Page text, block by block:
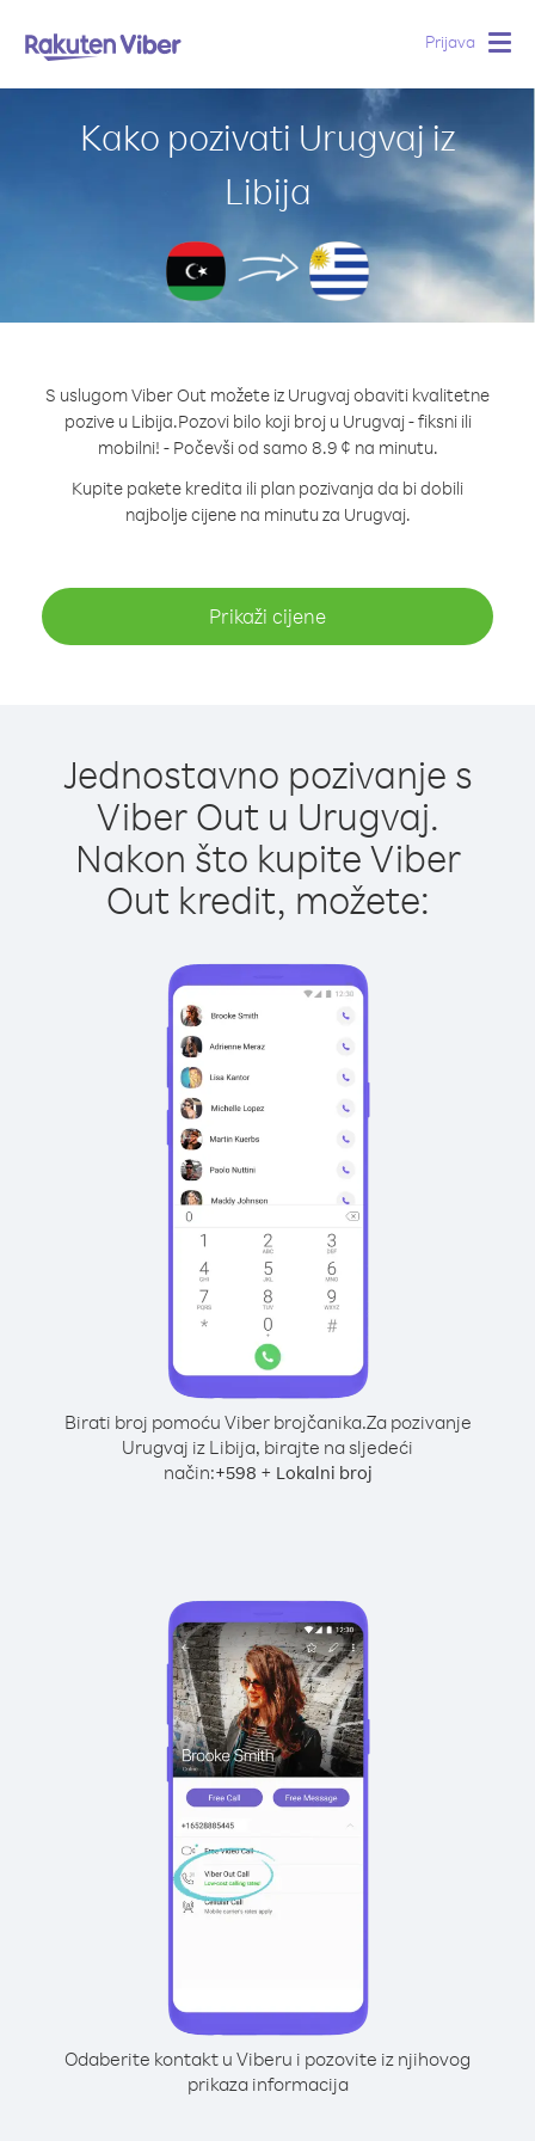
Prijava
Kako pozivati Urugvaj iz
Libija
S uslugom Viber Out možete iz Urugvaj obaviti kvalitetne
pozive u Libija.Pozovi bilo koji broj u Urugvaj - fiksni ili
mobilni! - Počevši od samo 8.9 ¢ na minutu.
Kupite pakete kredita ili plan pozivanja da bi dobili
najbolje cijene na minutu za Urugvaj.
Prikaži cijene
Jednostavno pozivanje s
Viber Out u Urugvaj.
Nakon što kupite Viber
Out kredit, možete:
Birati broj pomoću Viber brojčanika.Za pozivanje
Urugvaj iz Libija, birajte na sljedeći
način:+598 + Lokalni broj
Odaberite kontakt u Viberu i pozovite iz njihovog
prikaza informacija